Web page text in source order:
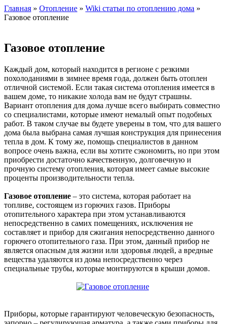
Главная » Отопление » Wiki статьи по отоплению дома »
Газовое отопление
Газовое отопление
Каждый дом, который находится в регионе с резкими
похолоданиями в зимнее время года, должен быть отоплен
отличной системой. Если такая система отопления имеется в
вашем доме, то никакие холода вам не будут страшны.
Вариант отопления для дома лучше всего выбирать совместно
со специалистами, которые имеют немалый опыт подобных
работ. В таком случае вы будете уверены в том, что для вашего
дома была выбрана самая лучшая конструкция для принесения
тепла в дом. К тому же, помощь специалистов в данном
вопросе очень важна, если вы хотите сэкономить, но при этом
приобрести достаточно качественную, долговечную и
прочную систему отопления, которая имеет самые высокие
проценты производительности тепла.
Газовое отопление – это система, которая работает на
топливе, состоящем из горючих газов. Приборы
отопительного характера при этом устанавливаются
непосредственно в самих помещениях, исключения не
составляет и прибор для сжигания непосредственно данного
горючего отопительного газа. При этом, данный прибор не
является опасным для жизни или здоровья людей, а вредные
вещества удаляются из дома непосредственно через
специальные трубы, которые монтируются в крыши домов.
Приборы, которые гарантируют человеческую безопасность,